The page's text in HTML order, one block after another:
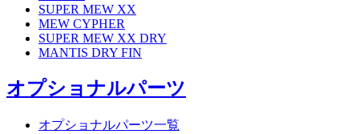
SUPER MEW XX
MEW CYPHER
SUPER MEW XX DRY
MANTIS DRY FIN
オプショナルパーツ
オプショナルパーツ一覧